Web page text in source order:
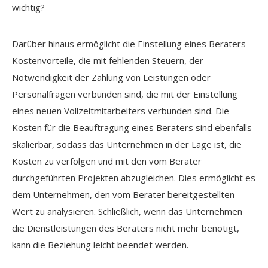
Darüber hinaus ermöglicht die Einstellung eines Beraters
Kostenvorteile, die mit fehlenden Steuern, der
Notwendigkeit der Zahlung von Leistungen oder
Personalfragen verbunden sind, die mit der Einstellung
eines neuen Vollzeitmitarbeiters verbunden sind. Die
Kosten für die Beauftragung eines Beraters sind ebenfalls
skalierbar, sodass das Unternehmen in der Lage ist, die
Kosten zu verfolgen und mit den vom Berater
durchgeführten Projekten abzugleichen. Dies ermöglicht es
dem Unternehmen, den vom Berater bereitgestellten
Wert zu analysieren. Schließlich, wenn das Unternehmen
die Dienstleistungen des Beraters nicht mehr benötigt,
kann die Beziehung leicht beendet werden.